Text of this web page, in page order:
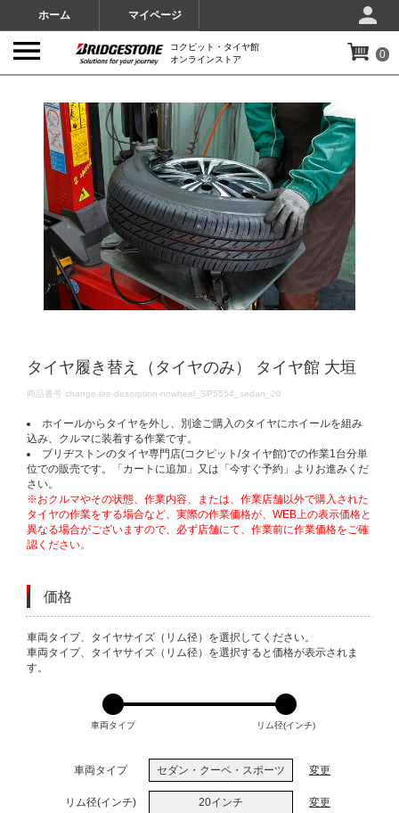
ホーム マイページ
コクピット・タイヤ館
オンラインストア
0
タイヤ履き替え（タイヤのみ） タイヤ館 大垣
DETAILS
商品番号 change-tire-desorption-nowheel_SP5554_sedan_20
ホイールからタイヤを外し、別途ご購入のタイヤにホイールを組み
込み、クルマに装着する作業です。
ブリヂストンのタイヤ専門店(コクピット/タイヤ館)での作業1台分単
位での販売です。「カートに追加」又は「今すぐ予約」よりお進みくだ
さい。
※おクルマやその状態、作業内容、または、作業店舗以外で購入された
タイヤの作業をする場合など、実際の作業価格が、WEB上の表示価格と
異なる場合がございますので、必ず店舗にて、作業前に作業価格をご確
認ください。
価格
VARIATIONS
車両タイプ、タイヤサイズ（リム径）を選択してください。
車両タイプ、タイヤサイズ（リム径）を選択すると価格が表示されま
す。
車両タイプ リム径(インチ)
車両タイプ セダン・クーペ・スポーツ 変更
リム径(インチ) 20インチ 変更